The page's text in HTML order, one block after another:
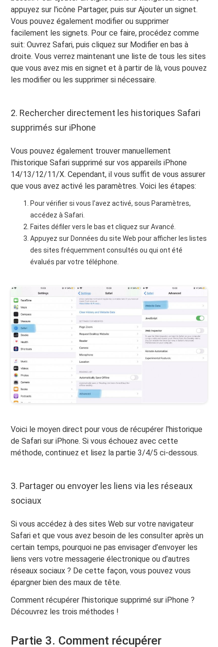
appuyez sur l'icône Partager, puis sur Ajouter un signet.
Vous pouvez également modifier ou supprimer
facilement les signets. Pour ce faire, procédez comme
suit: Ouvrez Safari, puis cliquez sur Modifier en bas à
droite. Vous verrez maintenant une liste de tous les sites
que vous avez mis en signet et à partir de là, vous pouvez
les modifier ou les supprimer si nécessaire.
2. Rechercher directement les historiques Safari
supprimés sur iPhone
Vous pouvez également trouver manuellement
l'historique Safari supprimé sur vos appareils iPhone
14/13/12/11/X. Cependant, il vous suffit de vous assurer
que vous avez activé les paramètres. Voici les étapes:
Pour vérifier si vous l'avez activé, sous Paramètres,
accédez à Safari.
Faites défiler vers le bas et cliquez sur Avancé.
Appuyez sur Données du site Web pour afficher les listes
des sites fréquemment consultés ou qui ont été
évalués par votre téléphone.
Voici le moyen direct pour vous de récupérer l'historique
de Safari sur iPhone. Si vous échouez avec cette
méthode, continuez et lisez la partie 3/4/5 ci-dessous.
3. Partager ou envoyer les liens via les réseaux
sociaux
Si vous accédez à des sites Web sur votre navigateur
Safari et que vous avez besoin de les consulter après un
certain temps, pourquoi ne pas envisager d’envoyer les
liens vers votre messagerie électronique ou d’autres
réseaux sociaux ? De cette façon, vous pouvez vous
épargner bien des maux de tête.
Comment récupérer l'historique supprimé sur iPhone ?
Découvrez les trois méthodes !
Partie 3. Comment récupérer